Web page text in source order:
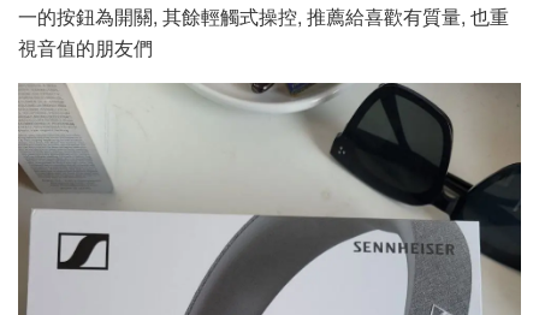
一的按鈕為開關, 其餘輕觸式操控, 推薦給喜歡有質量, 也重
視音值的朋友們